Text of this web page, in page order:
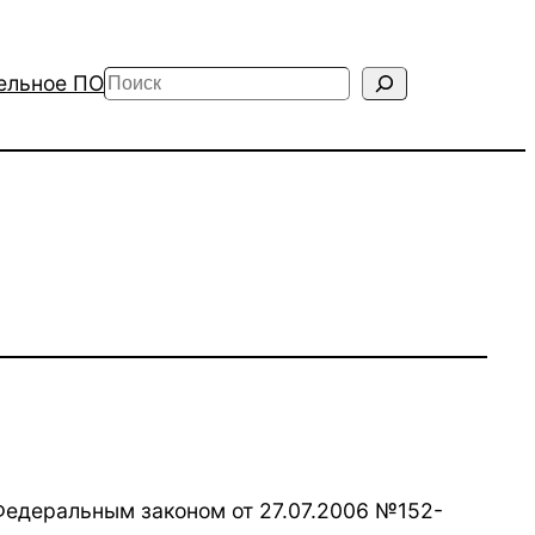
ПОПоиск
законом от 27.07.2006 №152-